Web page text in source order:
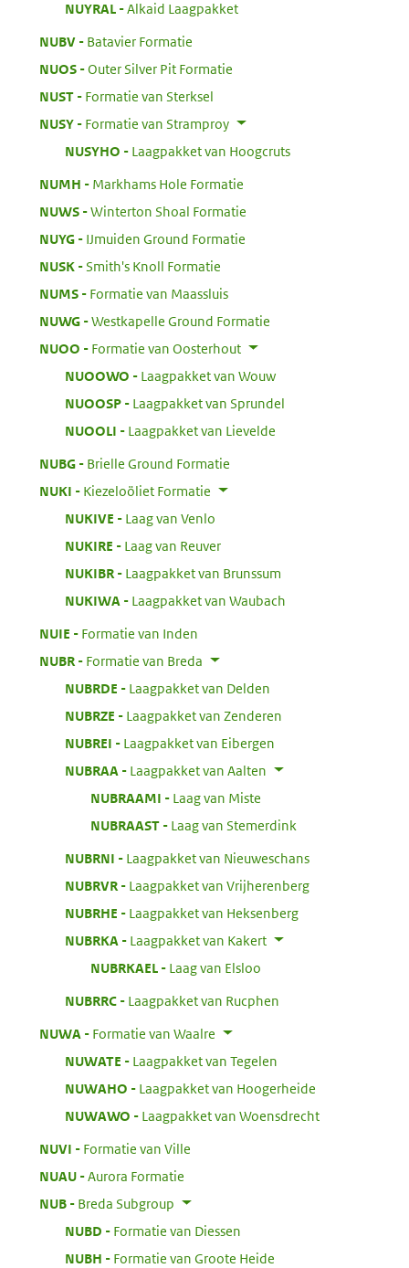
NUYRAL
Alkaid Laagpakket
NUBV:
Batavier Formatie
NUOS:
Outer Silver Pit Formatie
NUST:
Formatie van Sterksel
NUSY:
Formatie van Stramproy
NUSYHO
Laagpakket van Hoogcruts
NUMH
Markhams Hole Formatie
NUWS:
Winterton Shoal Formatie
NUYG:
IJmuiden Ground Formatie
NUSK:
Smith's Knoll Formatie
NUMS:
Formatie van Maassluis
NUWG:
Westkapelle Ground Formatie
NUOO
Formatie van Oosterhout
NUOOWO
Laagpakket van Wouw
NUOOSP:
Laagpakket van Sprundel
NUOOLI
Laagpakket van Lievelde
NUBG:
Brielle Ground Formatie
NUKI
Kiezeloöliet Formatie
NUKIVE
Laag van Venlo
NUKIRE
Laag van Reuver
NUKIBR:
Laagpakket van Brunssum
NUKIWA
Laagpakket van Waubach
NUIE
Formatie van Inden
NUBR:
Formatie van Breda
NUBRDE
Laagpakket van Delden
NUBRZE
Laagpakket van Zenderen
NUBREI
Laagpakket van Eibergen
NUBRAA
Laagpakket van Aalten
NUBRAAMI
Laag van Miste
NUBRAAST:
Laag van Stemerdink
NUBRNI
Laagpakket van Nieuweschans
NUBRVR:
Laagpakket van Vrijherenberg
NUBRHE
Laagpakket van Heksenberg
NUBRKA
Laagpakket van Kakert
NUBRKAEL
Laag van Elsloo
NUBRRC:
Laagpakket van Rucphen
NUWA
Formatie van Waalre
NUWATE
Laagpakket van Tegelen
NUWAHO
Laagpakket van Hoogerheide
NUWAWO
Laagpakket van Woensdrecht
NUVI
Formatie van Ville
NUAU:
Aurora Formatie
NUB:
Breda Subgroup
NUBD
Formatie van Diessen
NUBH
Formatie van Groote Heide